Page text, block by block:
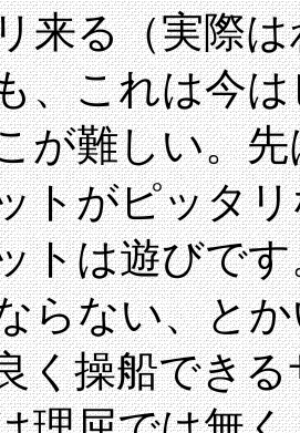
来る（実際
、これは今
が難しい。
トがピッタ
トは遊びで
らない、と
く操船でき